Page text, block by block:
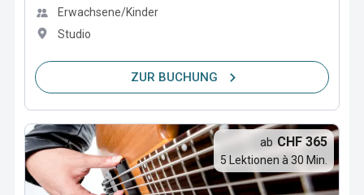
Erwachsene/Kinder
Studio
ZUR BUCHUNG
ab CHF 365
5 Lektionen à 30 Min.